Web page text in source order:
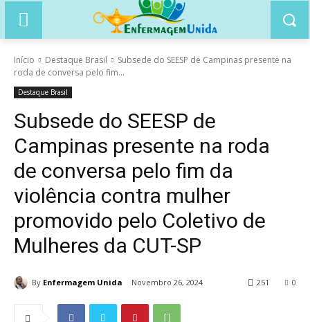
Início Destaque Brasil
Subsede do SEESP de Campinas presente na
roda de conversa pelo fim...
Destaque Brasil
Subsede do SEESP de
Campinas presente na roda
de conversa pelo fim da
violência contra mulher
promovido pelo Coletivo de
Mulheres da CUT-SP
By Enfermagem Unida Novembro 26, 2024 0
251